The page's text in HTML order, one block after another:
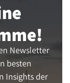
Newsletter
besten
Insights der